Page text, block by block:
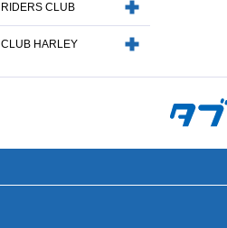
RIDERS CLUB
CLUB HARLEY